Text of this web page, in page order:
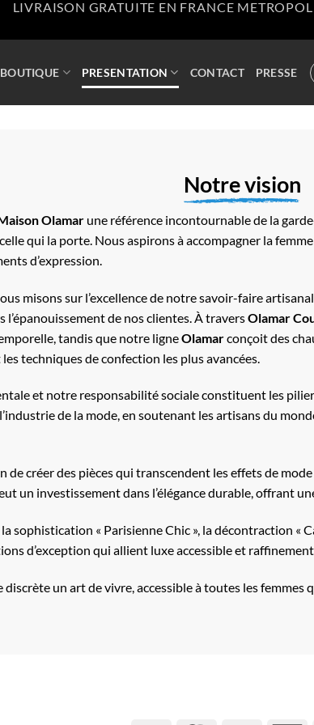
LIVRAISON GRATUITE EN FRANCE
BOUTIQUE PRESENTATION CONTACT PRESSE
Notre vision
Olamar une référence incontournable de la
qui la porte. Nous aspirons à accompagner la
d’expression.
misons sur l’excellence de notre savoir-faire
de nos clientes. À traversOlamar
tandis que notre ligneOlamarconçoit des
techniques de confection les plus avancées.
et notre responsabilité sociale constituent les
de la mode, en soutenant les artisans du
de créer des pièces qui transcendent les effets de
un investissement dans l’élégance durable, offrant
sophistication « Parisienne Chic », la décontraction «
d’exception qui allient luxe accessible et
discrète un art de vivre, accessible à toutes les